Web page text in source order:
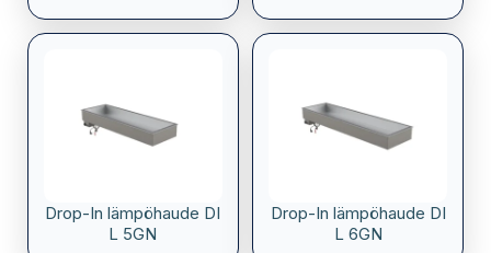
Drop-In lämpöhaude DI
L 5GN
Drop-In lämpöhaude DI
L 6GN